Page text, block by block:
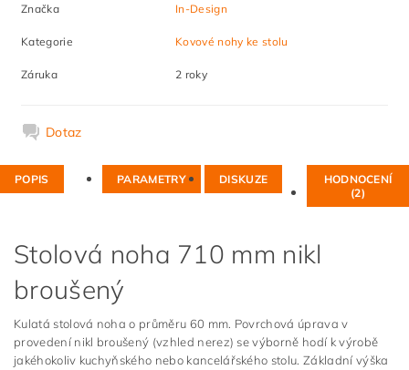
Značka In-Design
Kategorie Kovové nohy ke stolu
Záruka 2 roky
Dotaz
POPIS PARAMETRY DISKUZE
HODNOCENÍ
(2)
Stolová noha 710 mm nikl
broušený
Kulatá stolová noha o průměru 60 mm. Povrchová úprava v
provedení nikl broušený (vzhled nerez) se výborně hodí k výrobě
jakéhokoliv kuchyňského nebo kancelářského stolu. Základní výška